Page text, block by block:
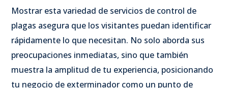
Mostrar esta variedad de servicios de control de
plagas asegura que los visitantes puedan identificar
rápidamente lo que necesitan. No solo aborda sus
preocupaciones inmediatas, sino que también
muestra la amplitud de tu experiencia, posicionando
tu negocio de exterminador como un punto de